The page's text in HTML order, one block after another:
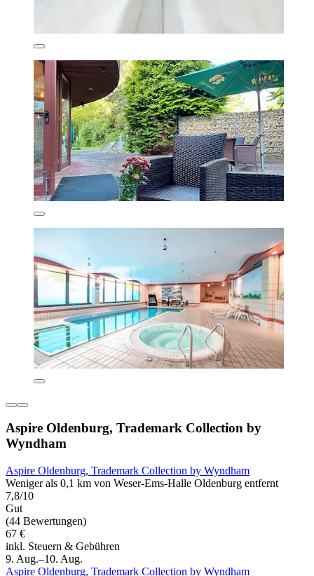
Aspire Oldenburg, Trademark Collection by
Wyndham
Aspire Oldenburg, Trademark Collection by Wyndham
Weniger als 0,1 km von Weser-Ems-Halle Oldenburg entfernt
7,8/10
Gut
(44 Bewertungen)
67 €
inkl. Steuern & Gebühren
9. Aug.–10. Aug.
Aspire Oldenburg, Trademark Collection by Wyndham